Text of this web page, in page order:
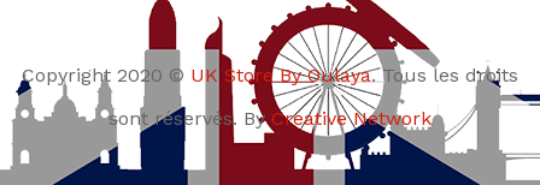
Copyright 2020 © UK Store By Oulaya. Tous les droits
sont réservés. ByCreative Network